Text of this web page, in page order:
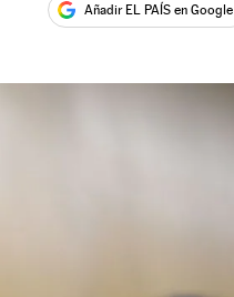
Añadir EL PAÍS en Google